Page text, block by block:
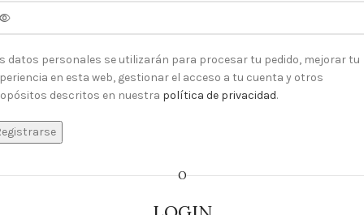
datos personales se utilizarán para procesar tu pedido, mejorar tu
en esta web, gestionar el acceso a tu cuenta y otros
descritos en nuestra política de privacidad.
O